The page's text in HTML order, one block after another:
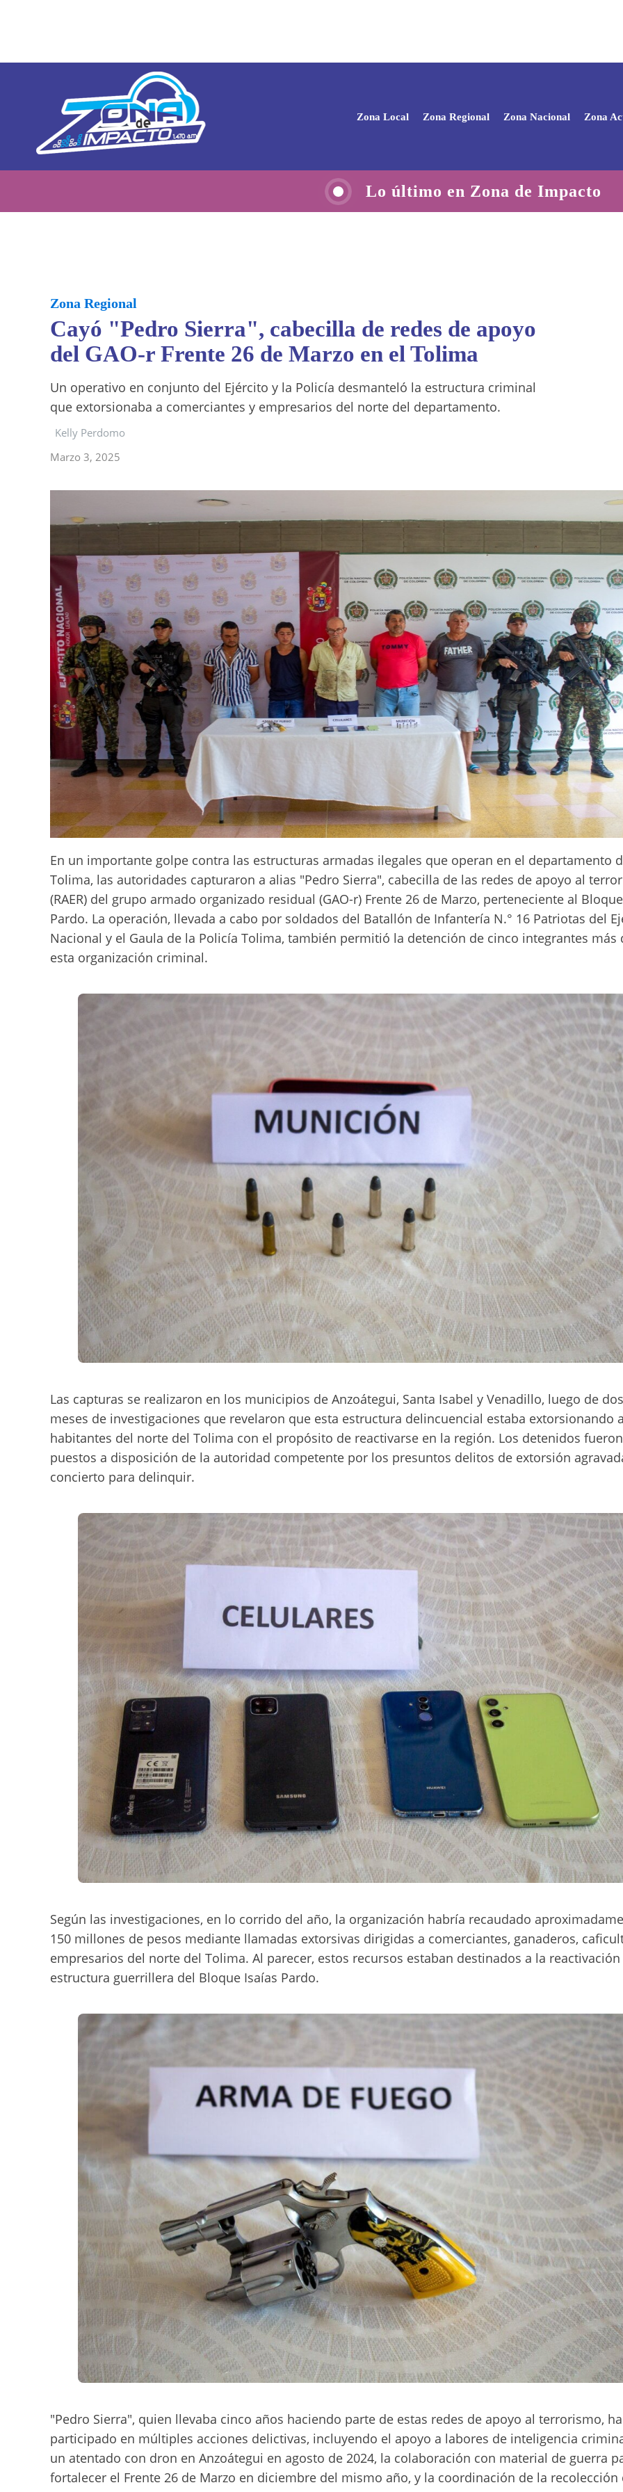
Zona Local Zona Regional Zona Nacional Zona
Lo último en Zona de Impacto
Zona Regional
Cayó "Pedro Sierra", cabecilla de redes de apoyo
del GAO-r Frente 26 de Marzo en el Tolima
Un operativo en conjunto del Ejército y la Policía desmanteló la estructura criminal
que extorsionaba a comerciantes y empresarios del norte del departamento.
Kelly Perdomo
Marzo 3, 2025
En un importante golpe contra las estructuras armadas ilegales que operan en el departamento
Tolima, las autoridades capturaron a alias "Pedro Sierra", cabecilla de las redes de apoyo al
(RAER) del grupo armado organizado residual (GAO-r) Frente 26 de Marzo, perteneciente al
Pardo. La operación, llevada a cabo por soldados del Batallón de Infantería N.° 16 Patriotas del
Nacional y el Gaula de la Policía Tolima, también permitió la detención de cinco integrantes más
esta organización criminal.
Las capturas se realizaron en los municipios de Anzoátegui, Santa Isabel y Venadillo, luego de dos
meses de investigaciones que revelaron que esta estructura delincuencial estaba extorsionando
habitantes del norte del Tolima con el propósito de reactivarse en la región. Los detenidos fueron
puestos a disposición de la autoridad competente por los presuntos delitos de extorsión
concierto para delinquir.
Según las investigaciones, en lo corrido del año, la organización habría recaudado
150 millones de pesos mediante llamadas extorsivas dirigidas a comerciantes, ganaderos,
empresarios del norte del Tolima. Al parecer, estos recursos estaban destinados a la
estructura guerrillera del Bloque Isaías Pardo.
"Pedro Sierra", quien llevaba cinco años haciendo parte de estas redes de apoyo al terrorismo,
participado en múltiples acciones delictivas, incluyendo el apoyo a labores de inteligencia
un atentado con dron en Anzoátegui en agosto de 2024, la colaboración con material de guerra
fortalecer el Frente 26 de Marzo en diciembre del mismo año, y la coordinación de la recolección